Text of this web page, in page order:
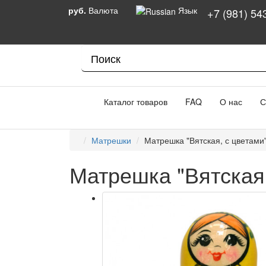
руб. Валюта Язык +7 (981)
Каталог товаров FAQ О нас
Матрешки Матрешка "Вятская, с
Матрешка